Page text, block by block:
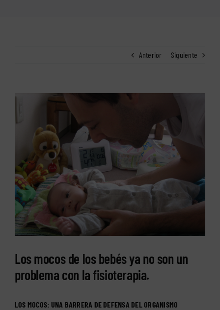
Anterior Siguiente
Ver
más
grande
Los mocos de los bebés ya no son un
problema con la fisioterapia.
LOS MOCOS: UNA BARRERA DE DEFENSA DEL ORGANISMO